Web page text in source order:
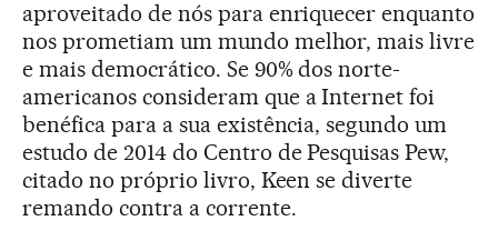
aproveitado de nós para enriquecer enquanto
nos prometiam um mundo melhor, mais livre
e mais democrático. Se 90% dos norte-
americanos consideram que a Internet foi
benéfica para a sua existência, segundo um
estudo de 2014 do Centro de Pesquisas Pew,
citado no próprio livro, Keen se diverte
remando contra a corrente.